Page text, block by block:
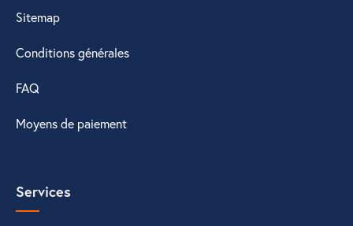
Sitemap
Conditions générales
FAQ
Moyens de paiement
Services